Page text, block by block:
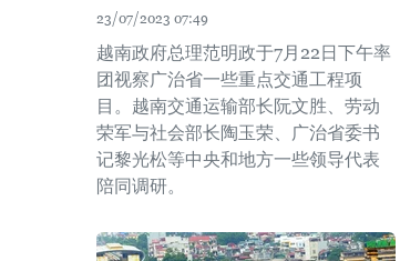
23/07/2023 07:49
越南政府总理范明政于7月22日下午率
团视察广治省一些重点交通工程项
目。越南交通运输部长阮文胜、劳动
荣军与社会部长陶玉荣、广治省委书
记黎光松等中央和地方一些领导代表
陪同调研。